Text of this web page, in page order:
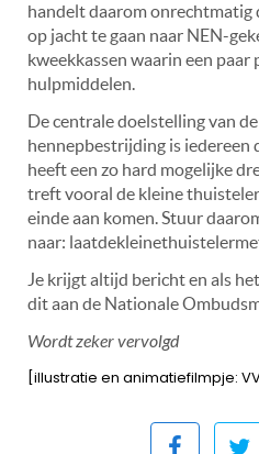
handelt daarom onrechtmatig
op jacht te gaan naar NEN-
kweekkassen waarin een paar
hulpmiddelen.
De centrale doelstelling van
hennepbestrijding is iedereen
heeft een zo hard mogelijke
treft vooral de kleine
einde aan komen. Stuur
naar:
Je krijgt altijd bericht en als
dit aan de Nationale
Wordt zeker vervolgd
[illustratie en animatiefilmpje: